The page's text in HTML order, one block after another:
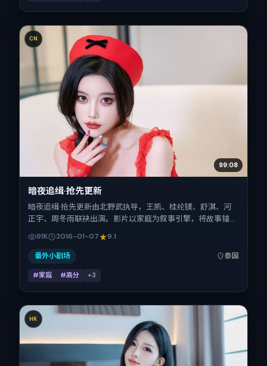
CN
99:08
暗夜追缉·抢先更新
暗夜追缉·抢先更新由北野武执导，王凯、桂纶镁、舒淇、河
正宇、周冬雨联袂出演。影片以家庭为叙事引擎，将故事锚定
年1月7日于泰国首映（春节档前后），片长151分钟，适合喜欢
强情节与细腻表演的观众。
91K 2016-01-07 9.1
番外小剧场 泰国
#家庭 #高分 +3
HK